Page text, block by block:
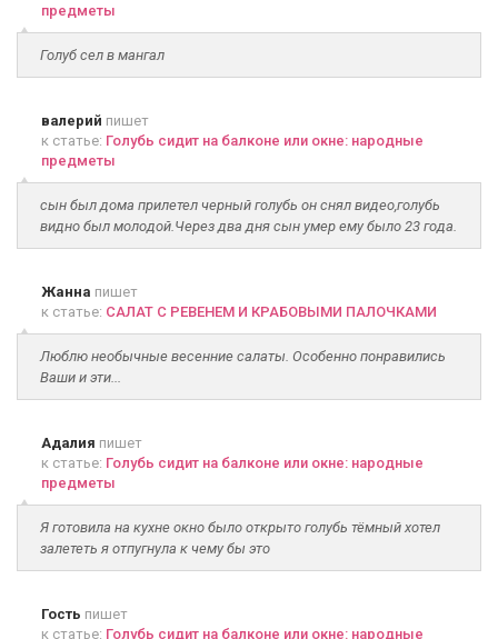
предметы
Голуб сел в мангал
валерий пишет
к статье: Голубь сидит на балконе или окне: народные
предметы
сын был дома прилетел черный голубь он снял видео,голубь
видно был молодой.Через два дня сын умер ему было 23 года.
Жанна пишет
к статье: САЛАТ С РЕВЕНЕМ И КРАБОВЫМИ ПАЛОЧКАМИ
Люблю необычные весенние салаты. Особенно понравились
Ваши и эти...
Адалия пишет
к статье: Голубь сидит на балконе или окне: народные
предметы
Я готовила на кухне окно было открыто голубь тёмный хотел
залететь я отпугнула к чему бы это
Гость пишет
к статье: Голубь сидит на балконе или окне: народные